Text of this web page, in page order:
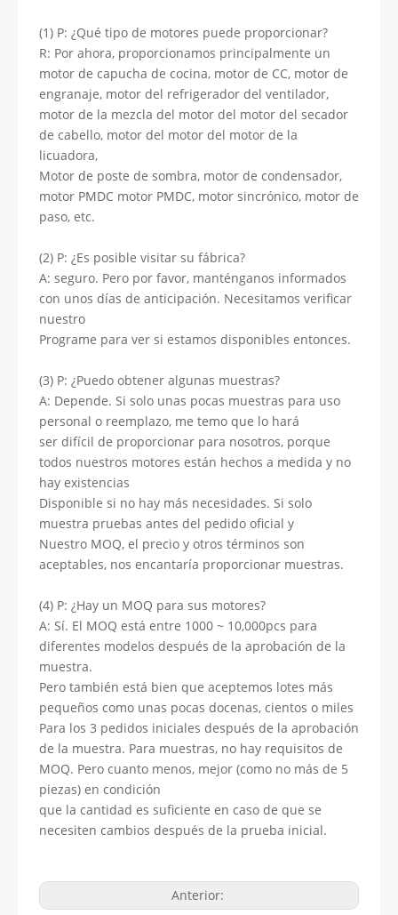
(1) P: ¿Qué tipo de motores puede proporcionar?
R: Por ahora, proporcionamos principalmente un
motor de capucha de cocina, motor de CC, motor de
engranaje, motor del refrigerador del ventilador,
motor de la mezcla del motor del motor del secador
de cabello, motor del motor del motor de la
licuadora,
Motor de poste de sombra, motor de condensador,
motor PMDC motor PMDC, motor sincrónico, motor de
paso, etc.
(2) P: ¿Es posible visitar su fábrica?
A: seguro. Pero por favor, manténganos informados
con unos días de anticipación. Necesitamos verificar
nuestro
Programe para ver si estamos disponibles entonces.
(3) P: ¿Puedo obtener algunas muestras?
A: Depende. Si solo unas pocas muestras para uso
personal o reemplazo, me temo que lo hará
ser difícil de proporcionar para nosotros, porque
todos nuestros motores están hechos a medida y no
hay existencias
Disponible si no hay más necesidades. Si solo
muestra pruebas antes del pedido oficial y
Nuestro MOQ, el precio y otros términos son
aceptables, nos encantaría proporcionar muestras.
(4) P: ¿Hay un MOQ para sus motores?
A: Sí. El MOQ está entre 1000 ~ 10,000pcs para
diferentes modelos después de la aprobación de la
muestra.
Pero también está bien que aceptemos lotes más
pequeños como unas pocas docenas, cientos o miles
Para los 3 pedidos iniciales después de la aprobación
de la muestra. Para muestras, no hay requisitos de
MOQ. Pero cuanto menos, mejor (como no más de 5
piezas) en condición
que la cantidad es suficiente en caso de que se
necesiten cambios después de la prueba inicial.
Anterior: